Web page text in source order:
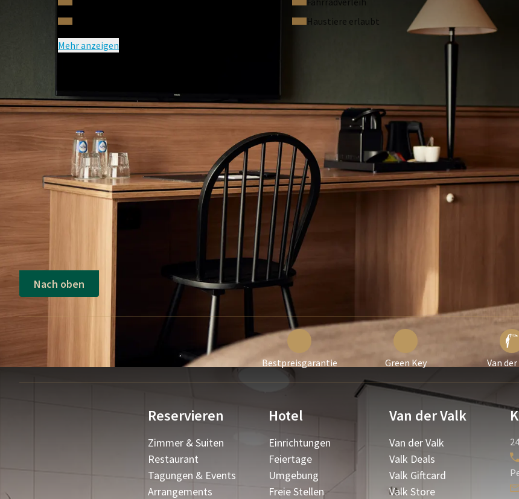
Wir haben mehrere Komfortzimmer, es ist möglich, dass das Zimmer nicht dem Foto entspricht. Die
Möchten Sie zu einer grüneren Welt beitragen? Was kann! Im Van der Valk Hotel Cuijk-Nijmegen unterstützen
wir die Initiative von Green Stays, einen Baum für jeden Tag zu pflanzen, an dem Sie als Hotelgast bei einem
mehrtägigen Aufenthalt auf die Zwischenreinigung der Zimmer verzichten.
Unsere Hausordnung finden Sie hier.
Haustiere erlaubt
Mehr anzeigen
Nach oben
Bestpreisgarantie Green Key Van
Reservieren
Zimmer & Suiten
Restaurant
Tagungen & Events
Arrangements
Hotel
Einrichtungen
Feiertage
Umgebung
Freie Stellen
Van der Valk
Van der Valk
Valk Deals
Valk Giftcard
Valk Store